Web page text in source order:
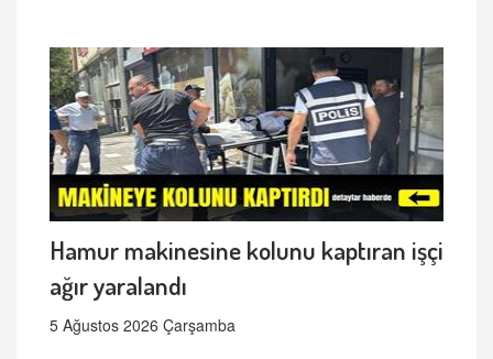
Hamur makinesine kolunu kaptıran işçi
ağır yaralandı
5 Ağustos 2026 Çarşamba